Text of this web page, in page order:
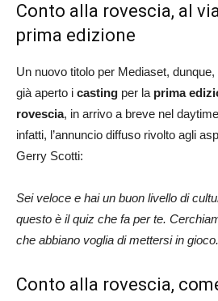
Conto alla rovescia, al
prima edizione
Un nuovo titolo per Mediaset,
già aperto i casting per la prima
rovescia, in arrivo a breve nel
infatti, l’annuncio diffuso rivolto agli
Gerry Scotti:
Sei veloce e hai un buon livello di
questo è il quiz che fa per te.
che abbiano voglia di mettersi in gioco.
Conto alla rovescia,